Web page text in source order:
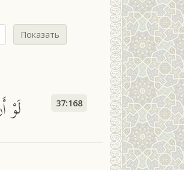
Показать
لَوْ 37:168